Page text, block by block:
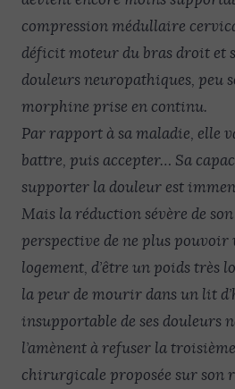
compression médullaire
déficit moteur du bras droit et
douleurs neuropathiques, peu
morphine prise en continu.
Par rapport à sa maladie, elle
battre, puis accepter… Sa
supporter la douleur est
Mais la réduction sévère de
perspective de ne plus pouvoir
logement, d’être un poids très
la peur de mourir dans un lit
insupportable de ses douleurs
l’amènent à refuser la
chirurgicale proposée sur son